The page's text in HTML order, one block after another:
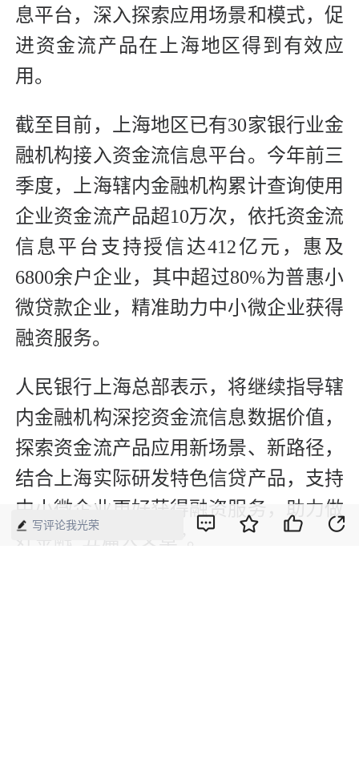
息平台，深入探索应用场景和模式，促
进资金流产品在上海地区得到有效应
用。
截至目前，上海地区已有30家银行业金
融机构接入资金流信息平台。今年前三
季度，上海辖内金融机构累计查询使用
企业资金流产品超10万次，依托资金流
信息平台支持授信达412亿元，惠及
6800余户企业，其中超过80%为普惠小
微贷款企业，精准助力中小微企业获得
融资服务。
人民银行上海总部表示，将继续指导辖
内金融机构深挖资金流信息数据价值，
探索资金流产品应用新场景、新路径，
结合上海实际研发特色信贷产品，支持
中小微企业更好获得融资服务，助力做
好金融“五篇大文章”。
写评论我光荣